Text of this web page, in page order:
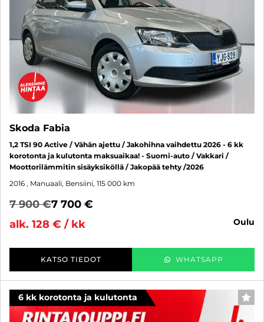
Skoda Fabia
1,2 TSI 90 Active / Vähän ajettu / Jakohihna vaihdettu 2026 - 6 kk
korotonta ja kulutonta maksuaikaa! - Suomi-auto / Vakkari /
Moottorilämmitin sisäyksiköllä / Jakopää tehty /2026
2016 , Manuaali, Bensiini, 115 000 km
7 900 €7 700 €
alk. 128 € / kk
oulu
KATSO TIEDOT WHATSAPP
6 kk korotonta ja kulutonta